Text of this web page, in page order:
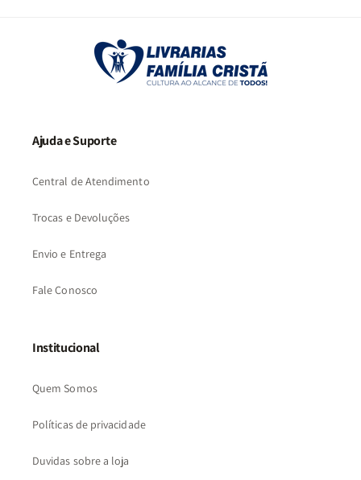
Ajuda e Suporte
Central de Atendimento
Trocas e Devoluções
Envio e Entrega
Fale Conosco
Institucional
Quem Somos
Políticas de privacidade
Duvidas sobre a loja